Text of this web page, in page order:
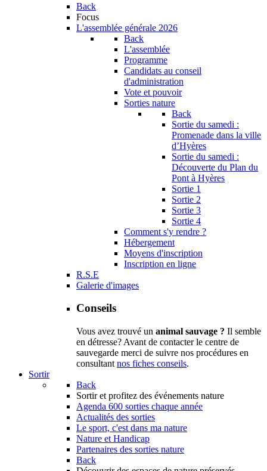
Back
Focus
L'assemblée générale 2026
Back
L'assemblée
Programme
Candidats au conseil
d'administration
Vote et pouvoir
Sorties nature
Back
Sortie du samedi :
Promenade dans la ville
d’Hyères
Sortie du samedi :
Découverte du Plan du
Pont à Hyères
Sortie 1
Sortie 2
Sortie 3
Sortie 4
Comment s'y rendre ?
Hébergement
Moyens d'inscription
Inscription en ligne
R.S.E
Galerie d'images
Conseils
Vous avez trouvé un animal sauvage ? Il semble
en détresse? Avant de contacter le centre de
sauvegarde merci de suivre nos procédures en
consultant nos fiches conseils.
Sortir
Back
Sortir et profitez des événements nature
Agenda 600 sorties chaque année
Actualités des sorties
Le sport, c'est dans ma nature
Nature et Handicap
Partenaires des sorties nature
Back